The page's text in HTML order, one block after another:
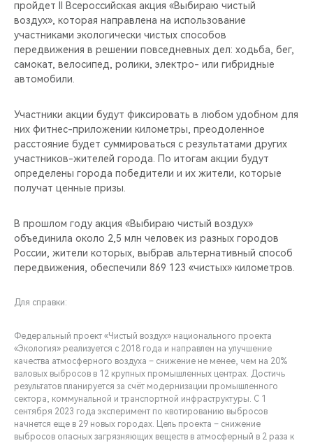
пройдет II Всероссийская акция «Выбираю чистый
воздух», которая направлена на использование
участниками экологически чистых способов
передвижения в решении повседневных дел: ходьба, бег,
самокат, велосипед, ролики, электро- или гибридные
автомобили.
Участники акции будут фиксировать в любом удобном для
них фитнес-приложении километры, преодоленное
расстояние будет суммироваться с результатами других
участников-жителей города. По итогам акции будут
определены города победители и их жители, которые
получат ценные призы.
В прошлом году акция «Выбираю чистый воздух»
объединила около 2,5 млн человек из разных городов
России, жители которых, выбрав альтернативный способ
передвижения, обеспечили 869 123 «чистых» километров.
Для справки:
Федеральный проект «Чистый воздух» национального проекта
«Экология» реализуется с 2018 года и направлен на улучшение
качества атмосферного воздуха – снижение не менее, чем на 20%
валовых выбросов в 12 крупных промышленных центрах. Достичь
результатов планируется за счёт модернизации промышленного
сектора, коммунальной и транспортной инфраструктуры. С 1
сентября 2023 года эксперимент по квотированию выбросов
начнется еще в 29 новых городах. Цель проекта – снижение
выбросов опасных загрязняющих веществ в атмосферный в 2 раза к